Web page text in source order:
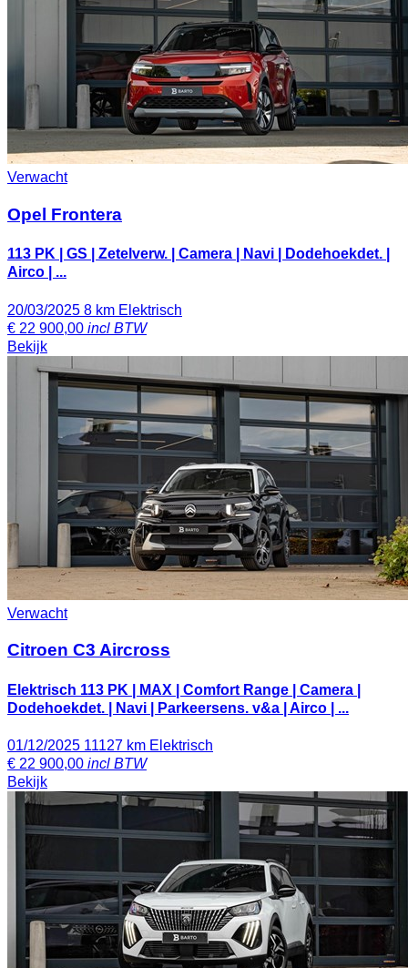
Verwacht
Opel Frontera
113 PK | GS | Zetelverw. | Camera | Navi | Dodehoekdet. |
Airco | ...
20/03/2025 8 km Elektrisch
€ 22 900,00 incl BTW
Bekijk
Verwacht
Citroen C3 Aircross
Elektrisch 113 PK | MAX | Comfort Range | Camera |
Dodehoekdet. | Navi | Parkeersens. v&a | Airco | ...
01/12/2025 11127 km Elektrisch
€ 22 900,00 incl BTW
Bekijk